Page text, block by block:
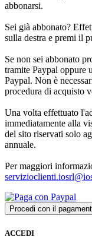
abbonarsi.
Sei già abbonato?
sulla destra e premi il
Se non sei abbonato
tramite Paypal oppure
Paypal. Non è
procedura di acquisto
Una volta effettuato
immediatamente alla
del sito riservati solo
annuale.
Per maggiori
ACCEDI